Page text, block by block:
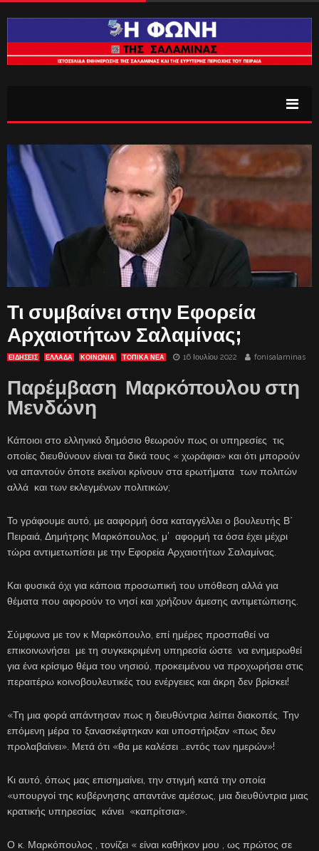
Τι συμβαίνει στην Εφορεία
Αρχαιοτήτων Σαλαμίνας;
ΕΙΔΗΣΕΙΣ ΕΛΛΑΔΑ ΚΟΙΝΩΝΙΑ ΤΟΠΙΚΑ ΝΕΑ 16 Ιουλίου 2022 fonisalaminas
Παρέμβαση Μαρκόπουλου στη
Μενδώνη
Κάποιοι στο ελληνικό δημόσιο θεωρούν πως οι υπηρεσίες τις
οποίες διευθύνουν είναι τα δικά τους « χωράφια» και ότι μπορούν
να απαντούν όποτε εκείνοι κρίνουν στα ερωτήματα των πολιτών
αλλά και των εκλεγμένων πολιτικών;
Το γράφουμε αυτό, με ααφορμή όσα καταγγέλλει ο βουλευτής Β΄
Πειραιά, Δημήτρης Μαρκόπουλος, μ’ αφορμή τα όσα έχει μέχρι
τώρα αντιμετωπίσει με την Εφορεία Αρχαιοτήτων Σαλαμίνας.
Και φυσικά όχι για κάποια προσωπική του υπόθεση αλλά για
θέματα που αφορούν το νησί και χρήζουν άμεσης αντιμετώπισης.
Σύμφωνα με τον κ Μαρκόπουλο, επί ημέρες προσπαθεί να
επικοινωνήσει με τη συγκεκριμένη υπηρεσία ώστε να ενημερωθεί
για ένα κρίσιμο θέμα του νησιού, προκειμένου να προχωρήσει στις
περαιτέρω κοινοβουλευτικές του ενέργειες και άκρη δεν βρίσκει!
«Τη μια φορά απάντησαν πως η διευθύντρια λείπει διακοπές. Την
επόμενη μέρα το ξανασκέφτηκαν και υποστήριξαν «πως δεν
προλαβαίνει». Μετά ότι «θα με καλέσει …εντός των ημερών»!
Κι αυτό, όπως μας επισημαίνει, την στιγμή κατά την οποία
«υπουργοί της κυβέρνησης απαντάνε αμέσως, μια διευθύντρια μιας
κρατικής υπηρεσίας κάνει «καπρίτσια».
Ο κ. Μαρκόπουλος , τονίζει « είναι καθήκον μου , ως πρώτος σε